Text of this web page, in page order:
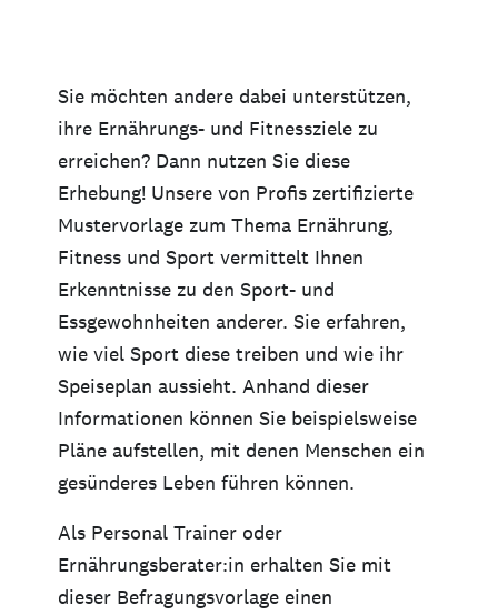
Sie möchten andere dabei unterstützen,
ihre Ernährungs- und Fitnessziele zu
erreichen? Dann nutzen Sie diese
Erhebung! Unsere von Profis zertifizierte
Mustervorlage zum Thema Ernährung,
Fitness und Sport vermittelt Ihnen
Erkenntnisse zu den Sport- und
Essgewohnheiten anderer. Sie erfahren,
wie viel Sport diese treiben und wie ihr
Speiseplan aussieht. Anhand dieser
Informationen können Sie beispielsweise
Pläne aufstellen, mit denen Menschen ein
gesünderes Leben führen können.
Als Personal Trainer oder
Ernährungsberater:in erhalten Sie mit
dieser Befragungsvorlage einen